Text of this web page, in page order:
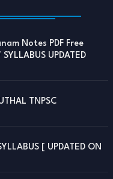
Notes PDF Free
UPDATED
TNPSC
[ UPDATED ON